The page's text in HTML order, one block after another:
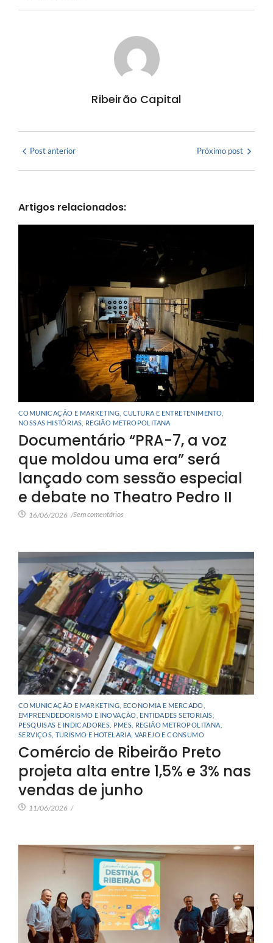
Ribeirão Capital
Post anterior Próximo post
Artigos relacionados:
COMUNICAÇÃO E MARKETING CULTURA E ENTRETENIMENTO
NOSSAS HISTÓRIAS REGIÃO METROPOLITANA
Documentário “PRA-7, a voz
que moldou uma era” será
lançado com sessão especial
e debate no Theatro Pedro II
16/06/2026 /Sem comentários
COMUNICAÇÃO E MARKETING ECONOMIA E MERCADO
EMPREENDEDORISMO E INOVAÇÃO ENTIDADES SETORIAIS
PESQUISAS E INDICADORES PMES REGIÃO METROPOLITANA
SERVIÇOS TURISMO E HOTELARIA VAREJO E CONSUMO
Comércio de Ribeirão Preto
projeta alta entre 1,5% e 3% nas
vendas de junho
11/06/2026 /